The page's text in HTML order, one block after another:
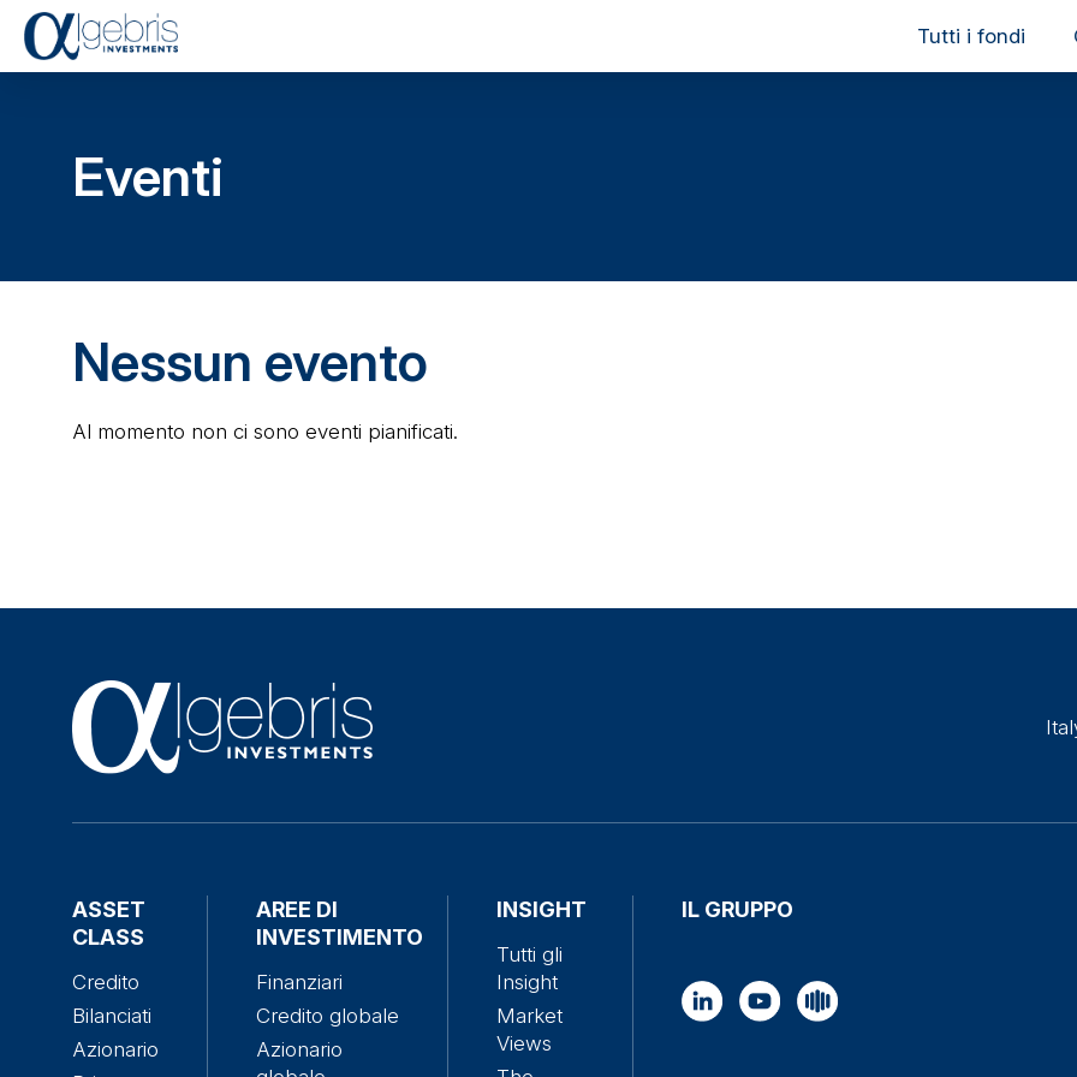
Tutti i fondi
Eventi
Nessun evento
Al momento non ci sono eventi pianificati.
ASSET
CLASS
Credito
Bilanciati
Azionario
AREE DI
INVESTIMENTO
Finanziari
Credito globale
Azionario
INSIGHT
Tutti gli
Insight
Market
Views
IL GRUPPO